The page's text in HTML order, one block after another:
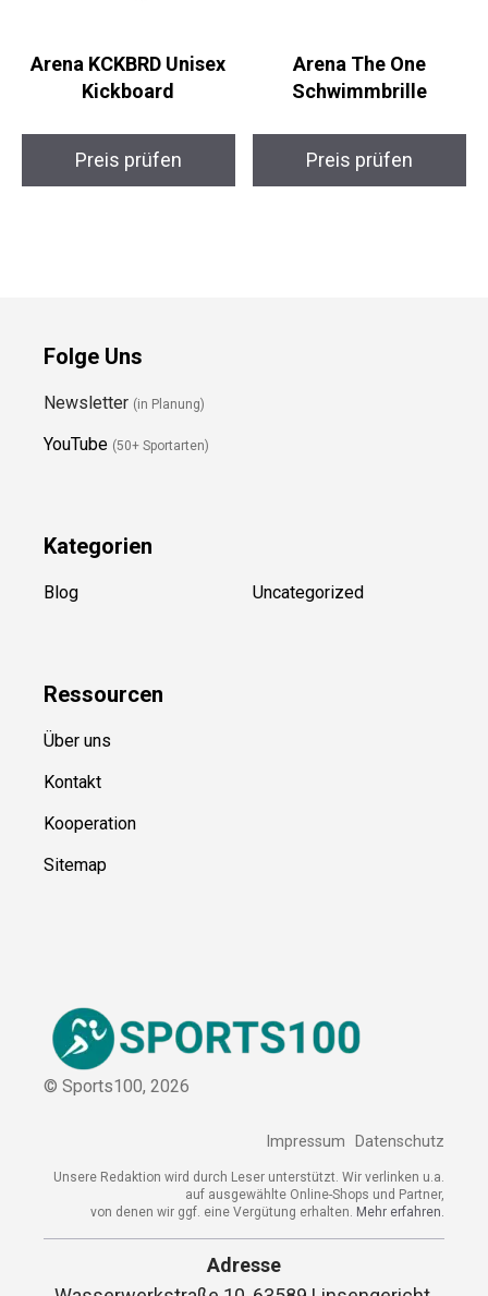
Arena KCKBRD Unisex
Kickboard
Preis prüfen
Arena The One
Schwimmbrille
Preis prüfen
Folge Uns
Newsletter (in Planung)
YouTube (50+ Sportarten)
Kategorien
Blog Uncategorized
Ressourcen
Über uns
Kontakt
Kooperation
Sitemap
© Sports100, 2026
Impressum Datenschutz
Unsere Redaktion wird durch Leser unterstützt. Wir verlinken u.a.
auf ausgewählte Online-Shops und Partner,
von denen wir ggf. eine Vergütung erhalten. Mehr erfahren.
Adresse